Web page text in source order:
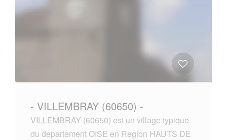
- VILLEMBRAY (60650) -
VILLEMBRAY (60650) est un village typique
du departement OISE en Region HAUTS DE